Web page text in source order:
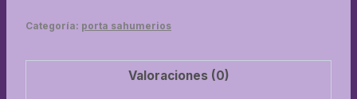
Categoría: porta sahumerios
Valoraciones (0)